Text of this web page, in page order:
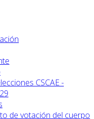
CSCAE -
de votación del cuerpo